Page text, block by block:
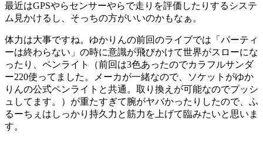
最近はGPSやらセンサーやらで走りを評価したりするシステ
ム見かけるし、そっちの方がいいのかもなぁ。
体力は大事ですね。ゆかりんの前回のライブでは「パーティ
ーは終わらない」の時に意識が飛びかけて世界がスローにな
ったり、ペンライト（前回は3色あったのでカラフルサンダ
ー220使ってました。メーカが一緒なので、ソケットがゆか
りんの公式ペンライトと共通。取り換えが可能なのでプッシ
ュしてます。）が重たすぎて腕がヤバかったりしたので、ふ
るーちぇはしっかり持久力と筋力を上げて臨みたいと思いま
す。